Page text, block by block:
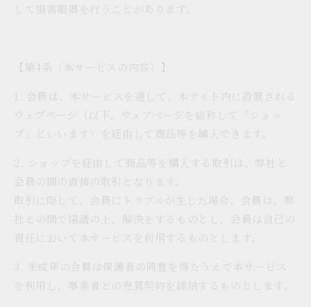
して損害賠償を行うことがあります。
【第4条（本サービスの内容）】
1. 会員は、本サービスを通して、本サイト内に設置される
ウェブページ（以下、ウェブページを総称して「ショッ
プ」といいます）を経由して商品等を購入できます。
2. ショップを経由して商品等を購入する取引は、弊社と
会員の間の直接の取引となります。
取引に際して、会員にトラブルが生じた場合、会員は、弊
社との間で協議の上、解決をするものとし、会員は自己の
責任において本サービスを利用するものとします。
3. 未成年の会員は保護者の同意を得たうえで本サービス
を利用し、事業者との売買契約を締結するものとします。